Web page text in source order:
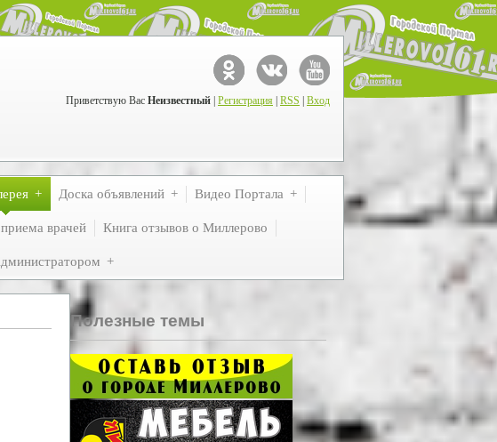
Приветствую Вас Неизвестный Регистрация RSS Вход
Доска объявлений Видео Портала
врачей Книга отзывов о Миллерово
Полезные темы